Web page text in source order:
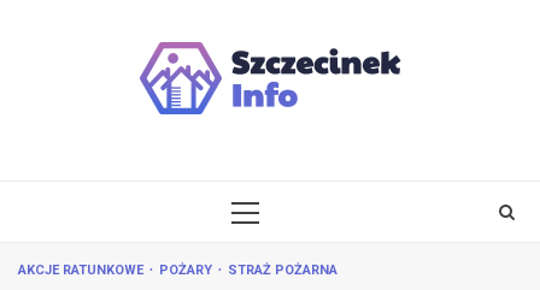
PRIMARY
AKCJE RATUNKOWE POŻARY STRAŻ POŻARNA